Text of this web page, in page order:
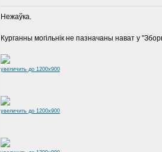
Нежаўка.
Курганны могільнік не пазначаны нават у
увеличить до 1200x900
увеличить до 1200x900